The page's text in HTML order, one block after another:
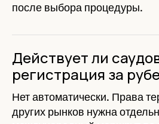
после выбора процедуры.
Действует ли
регистрация за
Нет автоматически. Права
других рынков нужна